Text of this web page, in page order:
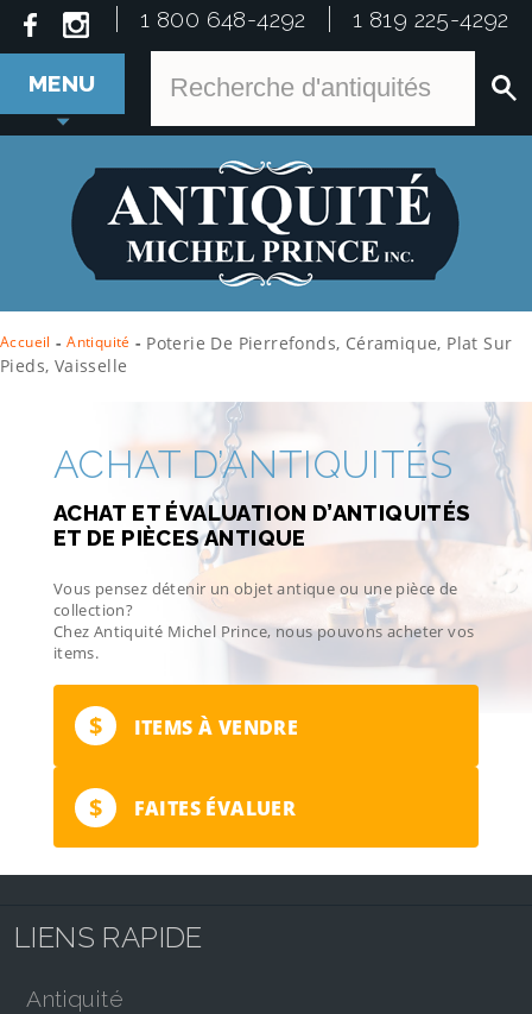
1 800 648-4292 1 819 225-4292
MENU
Accueil - Antiquité - Poterie De Pierrefonds, Céramique, Plat Sur
Pieds, Vaisselle
ACHAT D’ANTIQUITÉS
ACHAT ET ÉVALUATION D’ANTIQUITÉS
ET DE PIÈCES ANTIQUE
Vous pensez détenir un objet antique ou une pièce de
collection?
Chez Antiquité Michel Prince, nous pouvons acheter vos
items.
$ ITEMS À VENDRE
$ FAITES ÉVALUER
LIENS RAPIDE
antiquité